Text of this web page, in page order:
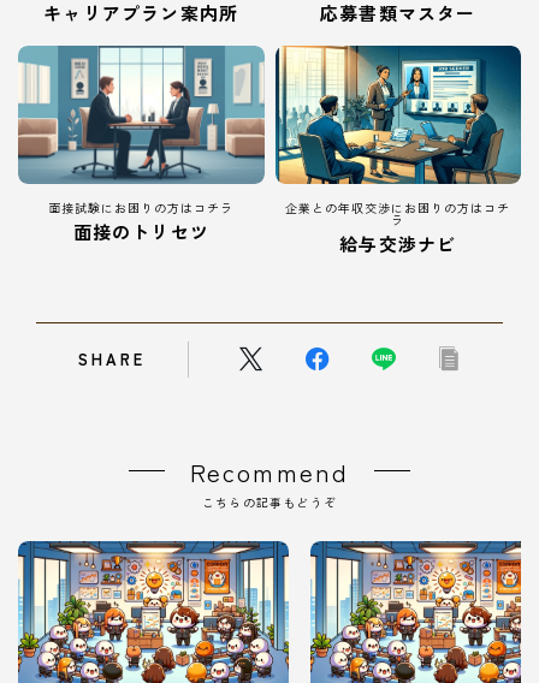
キャリアプラン案内所 応募書類マスター
面接試験にお困りの方はコチラ
面接のトリセツ
企業との年収交渉にお困りの方はコチ
ラ
給与交渉ナビ
SHARE
Recommend
こちらの記事もどうぞ